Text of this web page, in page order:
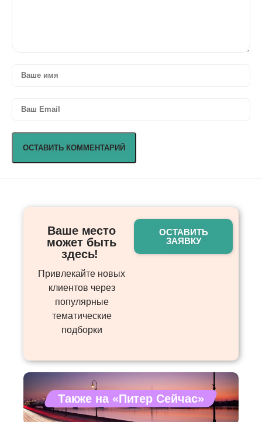
Ваше место
может быть
здесь! ​
Привлекайте новых
клиентов через
популярные
тематические
подборки
ОСТАВИТЬ
ЗАЯВКУ
Также на «Питер Сейчас»